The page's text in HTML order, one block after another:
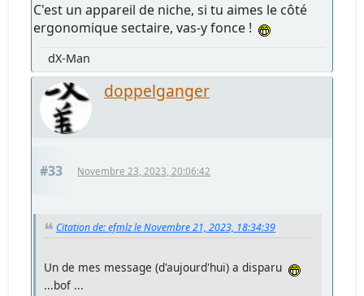
C'est un appareil de niche, si tu aimes le côté
ergonomique sectaire, vas-y fonce !
dX-Man
doppelganger
#33 Novembre 23, 2023, 20:06:42
Citation de: efmlz le Novembre 21, 2023, 18:34:39
Un de mes message (d'aujourd'hui) a disparu
...bof ...